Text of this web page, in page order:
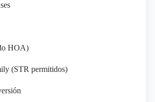
HOA)
(STR permitidos)